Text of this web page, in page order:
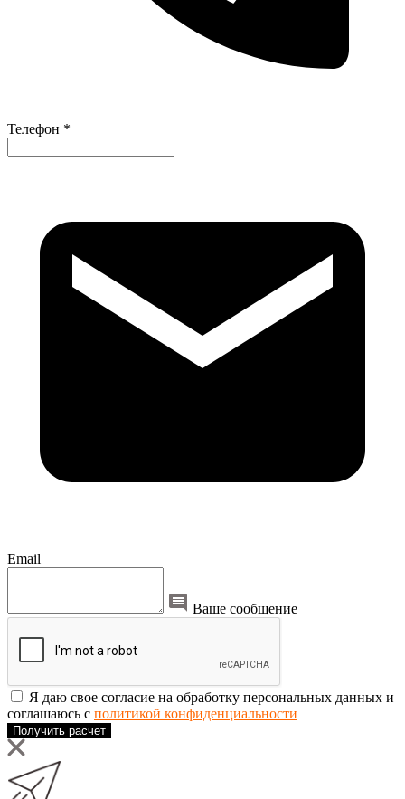
Телефон *
Email
Ваше сообщение
Я даю свое согласие на обработку персональных данных и
соглашаюсь с политикой конфиденциальности
Получить расчет